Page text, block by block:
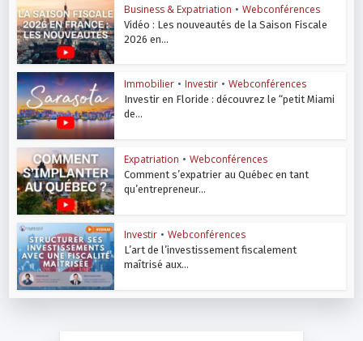
Business & Expatriation • Webconférences
Vidéo : Les nouveautés de la Saison Fiscale
2026 en...
Immobilier • Investir • Webconférences
Investir en Floride : découvrez le “petit Miami
de...
Expatriation • Webconférences
Comment s’expatrier au Québec en tant
qu’entrepreneur...
Investir • Webconférences
L’art de l’investissement fiscalement
maîtrisé aux...